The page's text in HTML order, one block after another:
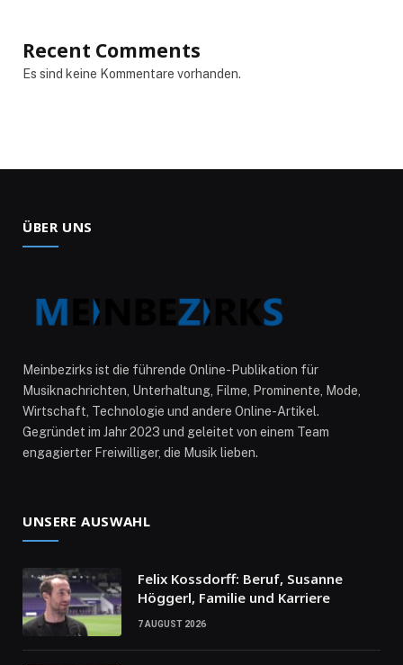
Recent Comments
Es sind keine Kommentare vorhanden.
ÜBER UNS
Meinbezirks ist die führende Online-Publikation für
Musiknachrichten, Unterhaltung, Filme, Prominente, Mode,
Wirtschaft, Technologie und andere Online-Artikel.
Gegründet im Jahr 2023 und geleitet von einem Team
engagierter Freiwilliger, die Musik lieben.
UNSERE AUSWAHL
Felix Kossdorff: Beruf, Susanne
Höggerl, Familie und Karriere
7 AUGUST 2026